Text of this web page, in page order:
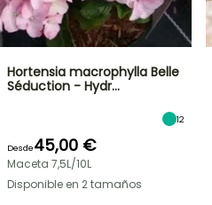
Hortensia macrophylla Belle
Séduction - Hydr…
12
Desde45,00 €
Maceta 7,5L/10L
Disponible en 2 tamaños